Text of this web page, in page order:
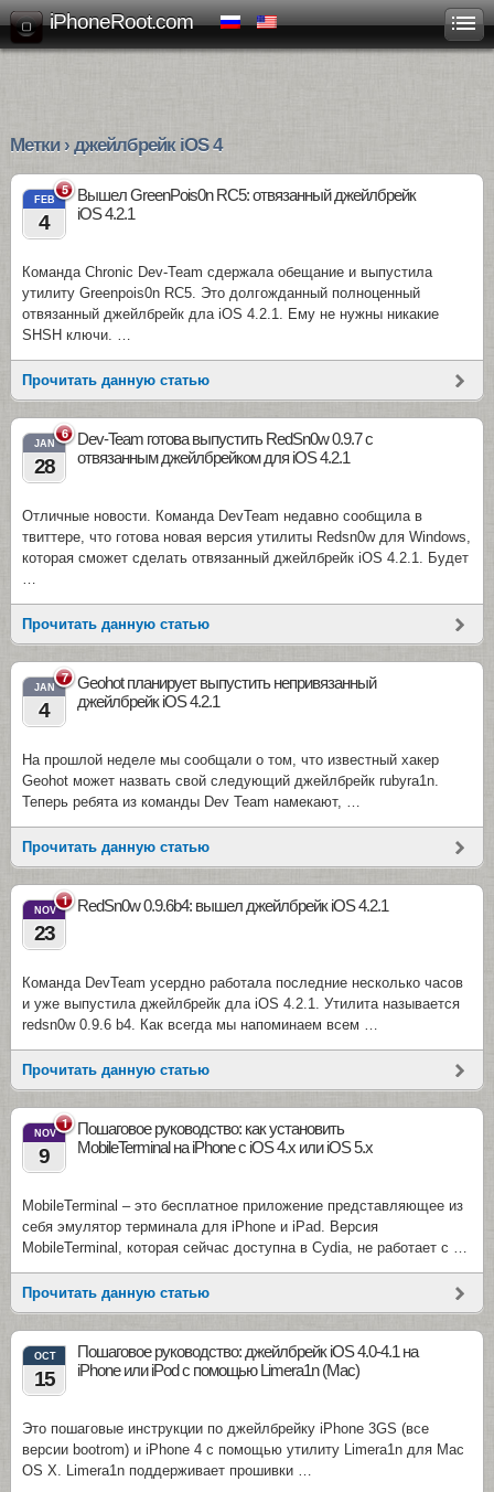
iPhoneRoot.com
Метки › джейлбрейк iOS 4
5
FEB
4
Вышел GreenPois0n RC5: отвязанный джейлбрейк
iOS 4.2.1
Команда Chronic Dev-Team сдержала обещание и выпустила
утилиту Greenpois0n RC5. Это долгожданный полноценный
отвязанный джейлбрейк дла iOS 4.2.1. Ему не нужны никакие
SHSH ключи. …
Прочитать данную статью
6
JAN
28
Dev-Team готова выпустить RedSn0w 0.9.7 с
отвязанным джейлбрейком для iOS 4.2.1
Отличные новости. Команда DevTeam недавно сообщила в
твиттере, что готова новая версия утилиты Redsn0w для Windows,
которая сможет сделать отвязанный джейлбрейк iOS 4.2.1. Будет
…
Прочитать данную статью
7
JAN
4
Geohot планирует выпустить непривязанный
джейлбрейк iOS 4.2.1
На прошлой неделе мы сообщали о том, что известный хакер
Geohot может назвать свой следующий джейлбрейк rubyra1n.
Теперь ребята из команды Dev Team намекают, …
Прочитать данную статью
1
NOV
23
RedSn0w 0.9.6b4: вышел джейлбрейк iOS 4.2.1
Команда DevTeam усердно работала последние несколько часов
и уже выпустила джейлбрейк дла iOS 4.2.1. Утилита называется
redsn0w 0.9.6 b4. Как всегда мы напоминаем всем …
Прочитать данную статью
1
NOV
9
Пошаговое руководство: как установить
MobileTerminal на iPhone с iOS 4.x или iOS 5.x
MobileTerminal – это бесплатное приложение представляющее из
себя эмулятор терминала для iPhone и iPad. Версия
MobileTerminal, которая сейчас доступна в Cydia, не работает с …
Прочитать данную статью
OCT
15
Пошаговое руководство: джейлбрейк iOS 4.0-4.1 на
iPhone или iPod с помощью Limera1n (Mac)
Это пошаговые инструкции по джейлбрейку iPhone 3GS (все
версии bootrom) и iPhone 4 с помощью утилиту Limera1n для Mac
OS X. Limera1n поддерживает прошивки …